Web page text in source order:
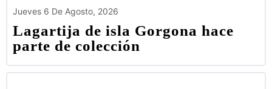
Jueves 6 De Agosto, 2026
Lagartija de isla Gorgona hace
parte de colección